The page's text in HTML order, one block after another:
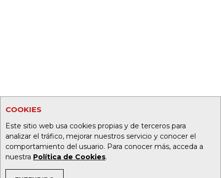
COOKIES
Este sitio web usa cookies propias y de terceros para
analizar el tráfico, mejorar nuestros servicio y conocer el
comportamiento del usuario. Para conocer más, acceda a
nuestra Política de Cookies.